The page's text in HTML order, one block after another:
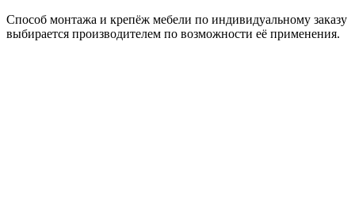
Способ монтажа и крепёж мебели по индивидуальному заказу
выбирается производителем по возможности её применения.